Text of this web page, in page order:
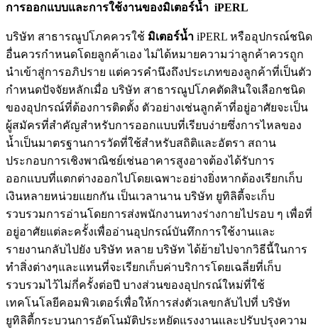
การออกแบบและการใช้งานของมิเตอร์น้ำ iPERL
บริษัท สาธารณูปโภคควรใช้ มิเตอร์น้ำ iPERL หรืออุปกรณ์ชนิด
อื่นควรกำหนดโดยลูกค้าเอง ไม่ได้หมายความว่าลูกค้าควรถูก
นำเข้าสู่การอภิปราย แต่ควรคำนึงถึงประเภทของลูกค้าที่เป็นตัว
กำหนดปัจจัยหลักเมื่อ บริษัท สาธารณูปโภคตัดสินใจเลือกชนิด
ของอุปกรณ์ที่ต้องการติดตั้ง ตัวอย่างเช่นลูกค้าที่อยู่อาศัยจะเป็น
ผู้สมัครที่สำคัญสำหรับการออกแบบที่เรียบง่ายซึ่งการไหลของ
น้ำเป็นมาตรฐานการวัดที่ใช้สำหรับสถิติและอัตรา สถาน
ประกอบการเชิงพาณิชย์เช่นอาคารสูงอาจต้องได้รับการ
ออกแบบที่แตกต่างออกไปโดยเฉพาะอย่างยิ่งหากต้องเรียกเก็บ
เงินหลายหน่วยแยกกัน เป็นเวลานาน บริษัท ยูทิลิตี้จะเก็บ
รวบรวมการอ่านโดยการส่งพนักงานทางร่างกายไปรอบ ๆ เพื่อที่
อยู่อาศัยแต่ละครั้งเพื่ออ่านอุปกรณ์บันทึกการใช้งานและ
รายงานกลับไปยัง บริษัท หลาย บริษัท ได้ย้ายไปจากวิธีนี้ในการ
ทำสิ่งต่างๆและแทนที่จะเรียกเก็บค่าบริการโดยเฉลี่ยที่เก็บ
รวบรวมไว้ไม่กี่ครั้งต่อปี บางส่วนของอุปกรณ์ใหม่ที่ใช้
เทคโนโลยีคอมพิวเตอร์เพื่อให้การส่งตัวเลขกลับไปที่ บริษัท
ยูทิลิตี้กระบวนการอัตโนมัติประหยัดแรงงานและปรับปรุงความ